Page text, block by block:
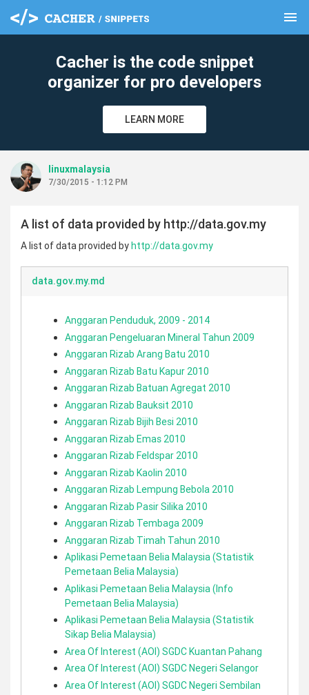
menu
Cacher is the code snippet
organizer for pro developers
LEARN MORE
linuxmalaysia
7/30/2015 - 1:12 PM
A list of data provided by http://data.gov.my
A list of data provided byhttp://data.gov.my
data.gov.my.md
Anggaran Penduduk, 2009 - 2014
Anggaran Pengeluaran Mineral Tahun 2009
Anggaran Rizab Arang Batu 2010
Anggaran Rizab Batu Kapur 2010
Anggaran Rizab Batuan Agregat 2010
Anggaran Rizab Bauksit 2010
Anggaran Rizab Bijih Besi 2010
Anggaran Rizab Emas 2010
Anggaran Rizab Feldspar 2010
Anggaran Rizab Kaolin 2010
Anggaran Rizab Lempung Bebola 2010
Anggaran Rizab Pasir Silika 2010
Anggaran Rizab Tembaga 2009
Anggaran Rizab Timah Tahun 2010
Aplikasi Pemetaan Belia Malaysia (Statistik
Pemetaan Belia Malaysia)
Aplikasi Pemetaan Belia Malaysia (Info
Pemetaan Belia Malaysia)
Aplikasi Pemetaan Belia Malaysia (Statistik
Sikap Belia Malaysia)
Area Of Interest (AOI) SGDC Kuantan Pahang
Area Of Interest (AOI) SGDC Negeri Selangor
Area Of Interest (AOI) SGDC Negeri Sembilan
clear